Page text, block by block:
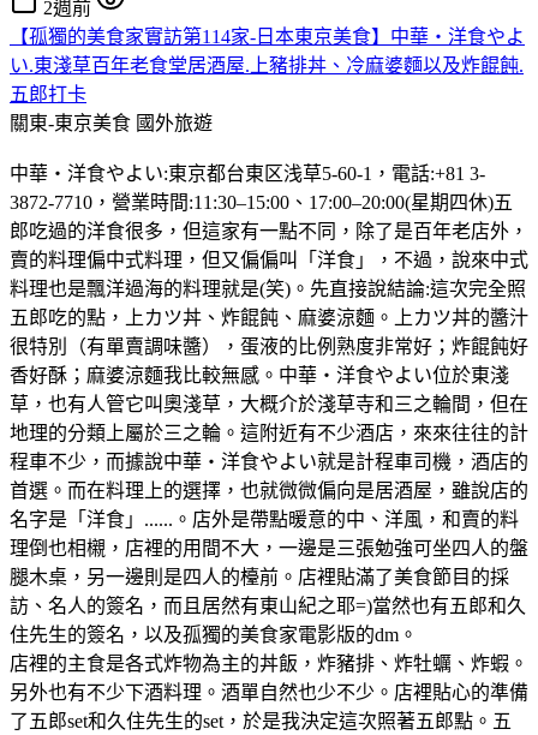
2週前
【孤獨的美食家實訪第114家-日本東京美食】中華・洋食やよ
い.東淺草百年老食堂居酒屋.上豬排丼、冷麻婆麵以及炸餛飩.
五郎打卡
關東-東京美食 國外旅遊
中華・洋食やよい:東京都台東区浅草5-60-1，電話:+81 3-
3872-7710，營業時間:11:30–15:00、17:00–20:00(星期四休)五
郎吃過的洋食很多，但這家有一點不同，除了是百年老店外，
賣的料理偏中式料理，但又偏偏叫「洋食」，不過，說來中式
料理也是飄洋過海的料理就是(笑)。先直接說結論:這次完全照
五郎吃的點，上カツ丼、炸餛飩、麻婆涼麵。上カツ丼的醬汁
很特別（有單賣調味醬），蛋液的比例熟度非常好；炸餛飩好
香好酥；麻婆涼麵我比較無感。中華・洋食やよい位於東淺
草，也有人管它叫奧淺草，大概介於淺草寺和三之輪間，但在
地理的分類上屬於三之輪。這附近有不少酒店，來來往往的計
程車不少，而據說中華・洋食やよい就是計程車司機，酒店的
首選。而在料理上的選擇，也就微微偏向是居酒屋，雖說店的
名字是「洋食」......。店外是帶點暖意的中、洋風，和賣的料
理倒也相櫬，店裡的用間不大，一邊是三張勉強可坐四人的盤
腿木桌，另一邊則是四人的檯前。店裡貼滿了美食節目的採
訪、名人的簽名，而且居然有東山紀之耶=)當然也有五郎和久
住先生的簽名，以及孤獨的美食家電影版的dm。
店裡的主食是各式炸物為主的丼飯，炸豬排、炸牡蠣、炸蝦。
另外也有不少下酒料理。酒單自然也少不少。店裡貼心的準備
了五郎set和久住先生的set，於是我決定這次照著五郎點。五